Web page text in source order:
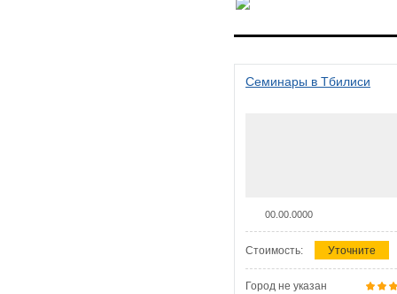
Семинары в Тбилиси
00.00.0000
Стоимость: Уточните
Город не указан